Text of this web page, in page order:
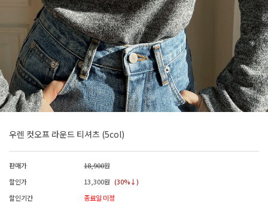
우렌 컷오프 라운드 티셔츠 (5col)
판매가 18,900원
할인가
13,300원 (30%↓)
할인기간
종료일 미정